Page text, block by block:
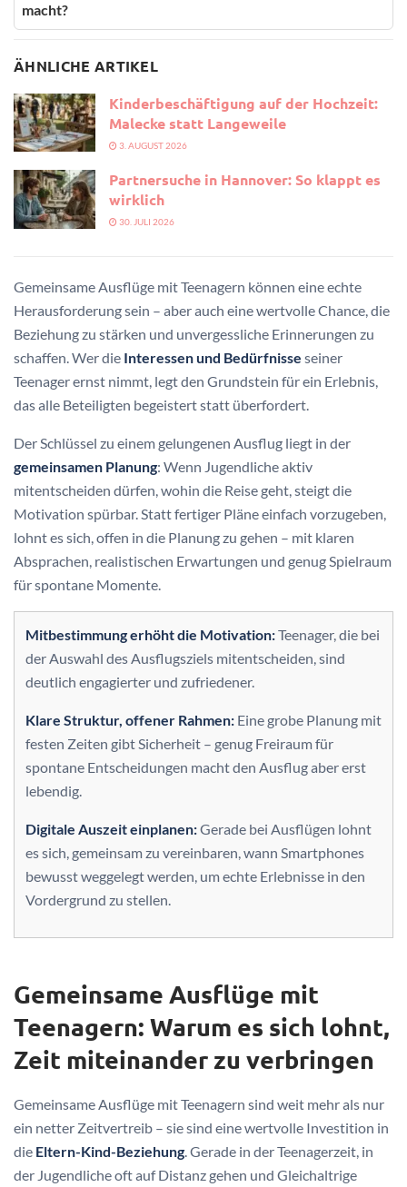
macht?
ÄHNLICHE ARTIKEL
Kinderbeschäftigung auf der Hochzeit:
Malecke statt Langeweile
3. AUGUST 2026
Partnersuche in Hannover: So klappt es
wirklich
30. JULI 2026
Gemeinsame Ausflüge mit Teenagern können eine echte
Herausforderung sein – aber auch eine wertvolle Chance, die
Beziehung zu stärken und unvergessliche Erinnerungen zu
schaffen. Wer die Interessen und Bedürfnisse seiner
Teenager ernst nimmt, legt den Grundstein für ein Erlebnis,
das alle Beteiligten begeistert statt überfordert.
Der Schlüssel zu einem gelungenen Ausflug liegt in der
gemeinsamen Planung: Wenn Jugendliche aktiv
mitentscheiden dürfen, wohin die Reise geht, steigt die
Motivation spürbar. Statt fertiger Pläne einfach vorzugeben,
lohnt es sich, offen in die Planung zu gehen – mit klaren
Absprachen, realistischen Erwartungen und genug Spielraum
für spontane Momente.
Mitbestimmung erhöht die Motivation:Teenager, die bei
der Auswahl des Ausflugsziels mitentscheiden, sind
deutlich engagierter und zufriedener.
Klare Struktur, offener Rahmen: Eine grobe Planung mit
festen Zeiten gibt Sicherheit – genug Freiraum für
spontane Entscheidungen macht den Ausflug aber erst
lebendig.
Digitale Auszeit einplanen:Gerade bei Ausflügen lohnt
es sich, gemeinsam zu vereinbaren, wann Smartphones
bewusst weggelegt werden, um echte Erlebnisse in den
Vordergrund zu stellen.
Gemeinsame Ausflüge mit
Teenagern: Warum es sich lohnt,
Zeit miteinander zu verbringen
Gemeinsame Ausflüge mit Teenagern sind weit mehr als nur
ein netter Zeitvertreib – sie sind eine wertvolle Investition in
die Eltern-Kind-Beziehung. Gerade in der Teenagerzeit, in
der Jugendliche oft auf Distanz gehen und Gleichaltrige